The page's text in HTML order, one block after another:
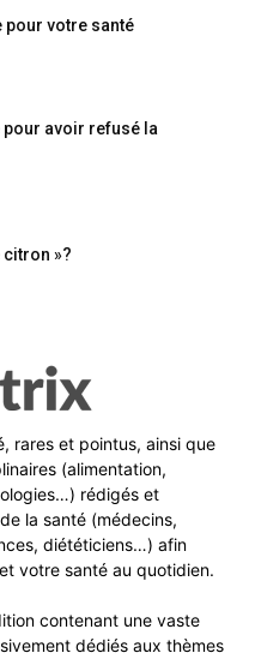
pour votre santé
pour avoir refusé la
citron »?
rares et pointus, ainsi que
(alimentation,
rédigés et
la santé (médecins,
diététiciens…) afin
votre santé au quotidien.
contenant une vaste
dédiés aux thèmes